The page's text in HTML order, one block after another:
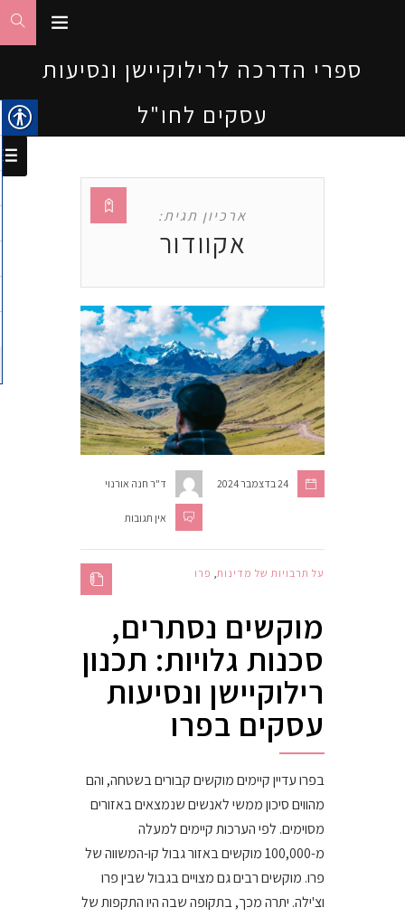
ספרי הדרכה לרילוקיישן ונסיעות
עסקים לחו"ל
ארכיון תגית:
אקוודור
ד"ר חנה אורנוי 24 בדצמבר 2024
אין תגובות
על תרבויות של מדינות פרו
מוקשים נסתרים,
סכנות גלויות: תכנון
רילוקיישן ונסיעות
עסקים בפרו
בפרו עדיין קיימים מוקשים קבורים בשטחה, והם
מהווים סיכון ממשי לאנשים שנמצאים באזורים
מסוימים. לפי הערכות קיימים למעלה
מ-100,000 מוקשים באזור גבול קו-המשווה של
פרו. מוקשים רבים גם מצויים בגבול שבין פרו
וצ'ילה. יתרה מכך, בתקופה שבה היו התקפות של